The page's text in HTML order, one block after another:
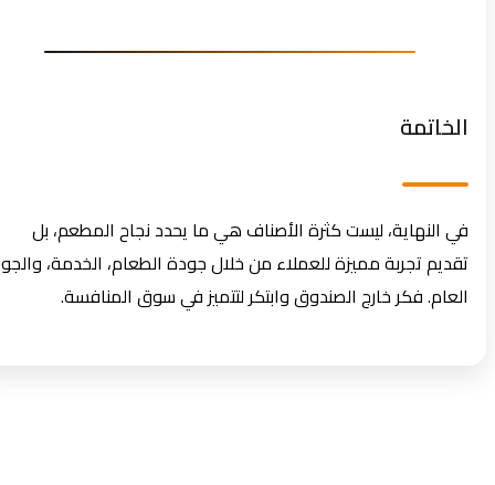
الخاتمة
في النهاية، ليست كثرة الأصناف هي ما يحدد نجاح المطعم، بل
تقديم تجربة مميزة للعملاء من خلال جودة الطعام، الخدمة، والجو
العام. فكر خارج الصندوق وابتكر لتتميز في سوق المنافسة.